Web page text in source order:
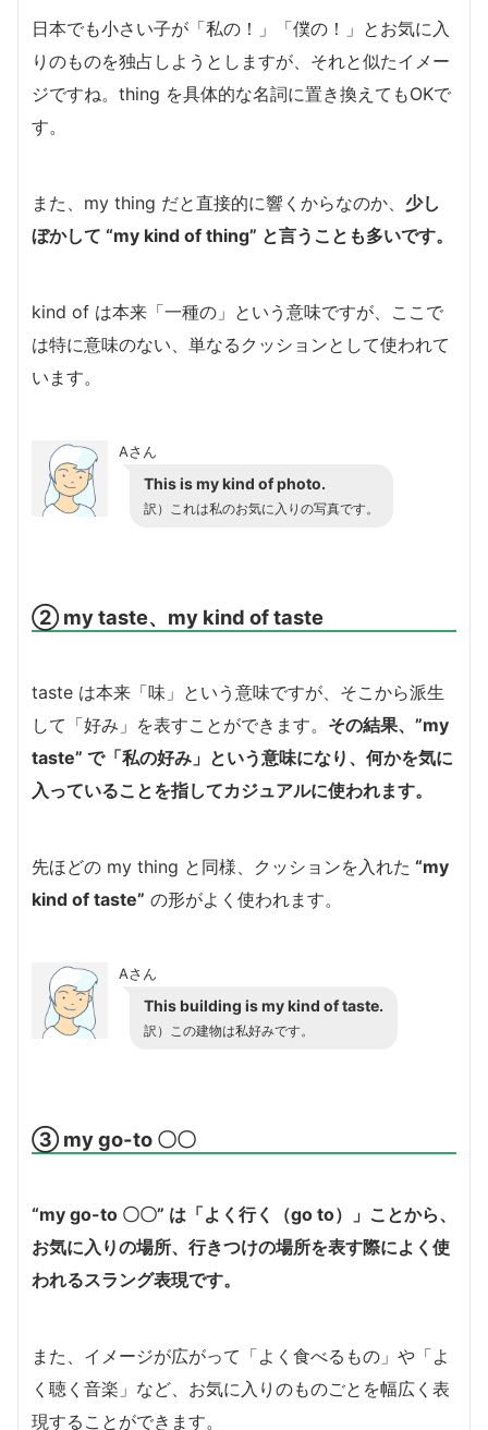
日本でも小さい子が「私の！」「僕の！」とお気に入
りのものを独占しようとしますが、それと似たイメー
ジですね。thing を具体的な名詞に置き換えてもOKで
す。
また、my thing だと直接的に響くからなのか、 少し
ぼかして “my kind of thing” と言うことも多いです。
kind of は本来「一種の」という意味ですが、ここで
は特に意味のない、単なるクッションとして使われて
います。
Aさん
This is my kind of photo.
訳）これは私のお気に入りの写真です。
② my taste、my kind of taste
taste は本来「味」という意味ですが、そこから派生
して「好み」を表すことができます。 その結果、”my
taste” で「私の好み」という意味になり、何かを気に
入っていることを指してカジュアルに使われます。
先ほどの my thing と同様、クッションを入れた “my
kind of taste” の形がよく使われます。
Aさん
This building is my kind of taste.
訳）この建物は私好みです。
③ my go-to 〇〇
“my go-to 〇〇” は「よく行く（go to）」ことから、
お気に入りの場所、行きつけの場所を表す際によく使
われるスラング表現です。
また、イメージが広がって「よく食べるもの」や「よ
く聴く音楽」など、お気に入りのものごとを幅広く表
現することができます。